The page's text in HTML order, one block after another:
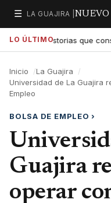
☰
Secciones
LA GUAJIRA |
LO ÚLTIMO
las historias que
Inicio
La Guajira
Universidad de La Guajira
Empleo
BOLSA DE EMPLEO›
Guajira
operar